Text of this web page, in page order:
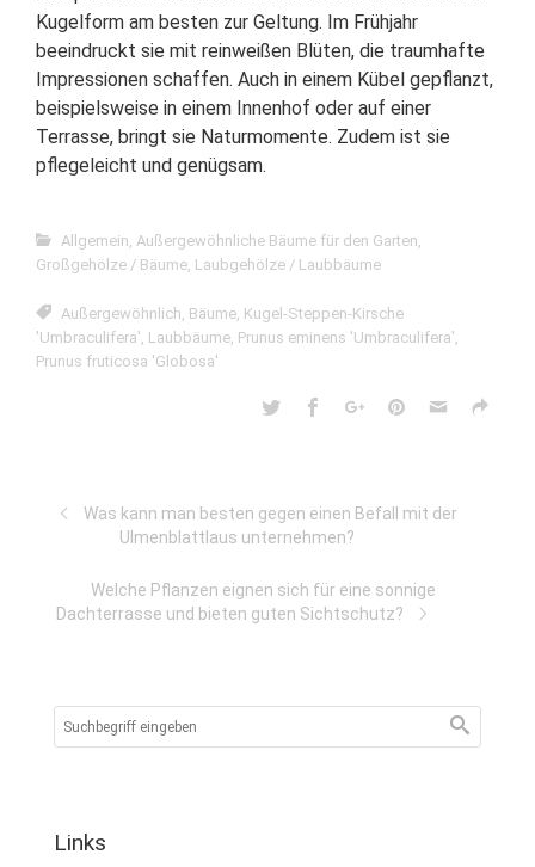
Kugelform am besten zur Geltung. Im Frühjahr
beeindruckt sie mit reinweißen Blüten, die traumhafte
Impressionen schaffen. Auch in einem Kübel gepflanzt,
beispielsweise in einem Innenhof oder auf einer
Terrasse, bringt sie Naturmomente. Zudem ist sie
pflegeleicht und genügsam.
Allgemein, Außergewöhnliche Bäume für den Garten,
Großgehölze / Bäume, Laubgehölze / Laubbäume
Außergewöhnlich, Bäume, Kugel-Steppen-Kirsche
'Umbraculifera', Laubbäume, Prunus eminens 'Umbraculifera',
Prunus fruticosa 'Globosa'
Was kann man besten gegen einen Befall mit der
Ulmenblattlaus unternehmen?
Welche Pflanzen eignen sich für eine sonnige
Dachterrasse und bieten guten Sichtschutz?
Links